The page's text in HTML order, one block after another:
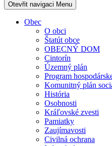
Otevřit navigaci Menu
Obec
O obci
Štatút obce
OBECNÝ DOM
Cintorín
Územný plán
Program
Komunitný plán
História
Osobnosti
Kráľovské zvesti
Pamiatky
Zaujímavosti
Civilná ochrana